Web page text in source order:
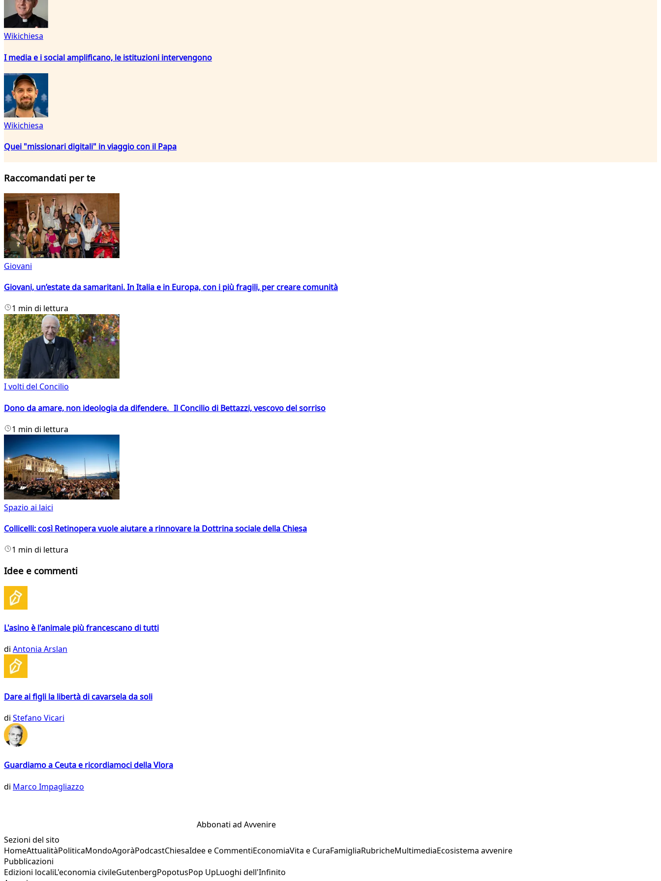
Wikichiesa
I media e i social amplificano, le istituzioni intervengono
Wikichiesa
Quei "missionari digitali" in viaggio con il Papa
Raccomandati per te
Giovani
Giovani, un’estate da samaritani. In Italia e in Europa, con i più fragili, per creare comunità
1 min di lettura
I volti del Concilio
Dono da amare, non ideologia da difendere. Il Concilio di Bettazzi, vescovo del sorriso
1 min di lettura
Spazio ai laici
Collicelli: così Retinopera vuole aiutare a rinnovare la Dottrina sociale della Chiesa
1 min di lettura
Idee e commenti
L'asino è l'animale più francescano di tutti
di Antonia Arslan
Dare ai figli la libertà di cavarsela da soli
di Stefano Vicari
Guardiamo a Ceuta e ricordiamoci della Vlora
di Marco Impagliazzo
Abbonati ad Avvenire
Sezioni del sito
HomeAttualitàPoliticaMondoAgoràPodcastChiesaIdee e CommentiEconomiaVita e CuraFamigliaRubricheMultimediaEcosistema avvenire
Pubblicazioni
Edizioni localiL'economia civileGutenbergPopotusPop UpLuoghi dell'Infinito